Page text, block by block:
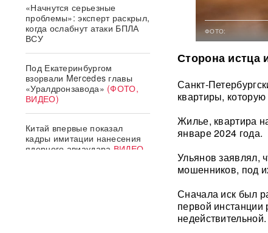
«Начнутся серьезные
проблемы»: эксперт раскрыл,
когда ослабнут атаки БПЛА
ВСУ
Под Екатеринбургом
взорвали Mercedes главы
«Уралдронзавода» (ФОТО,
ВИДЕО)
Китай впервые показал
кадры имитации нанесения
ядерного авиаудара ВИДЕО
ФОТО:
Сторона истца
Санкт-
квартиры,
Жилье, квартира
январе 2024 года.
Ульянов заявлял,
мошенников, под
Сначала иск был
первой
недействительной.